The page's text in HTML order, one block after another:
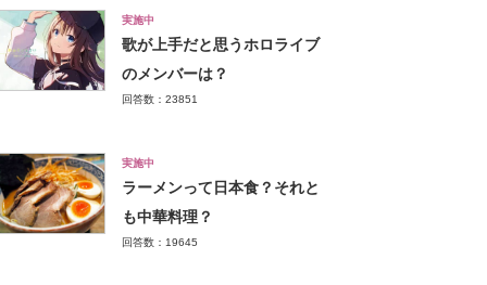
実施中
歌が上手だと思うホロライブ
のメンバーは？
回答数：23851
実施中
ラーメンって日本食？それと
も中華料理？
回答数：19645